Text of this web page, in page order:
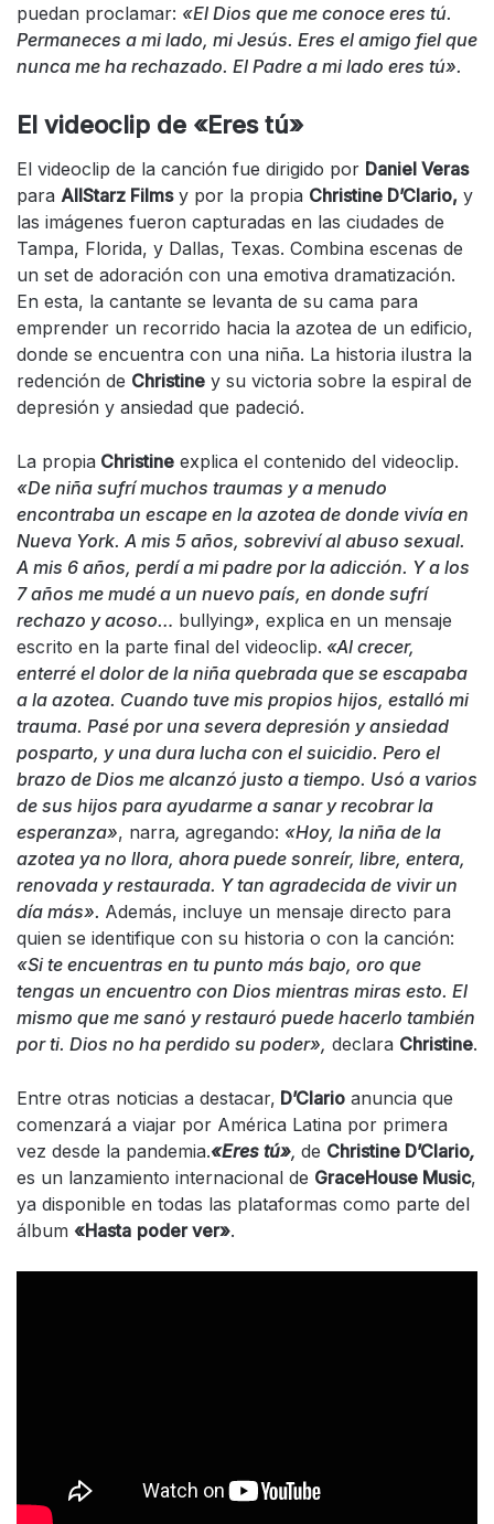
puedan proclamar: «El Dios que me conoce eres tú.
Permaneces a mi lado, mi Jesús. Eres el amigo fiel que
nunca me ha rechazado. El Padre a mi lado eres tú».
El videoclip de «Eres tú»
El videoclip de la canción fue dirigido por Daniel Veras
para AllStarz Filmsy por la propia Christine D’Clario, y
las imágenes fueron capturadas en las ciudades de
Tampa, Florida, y Dallas, Texas. Combina escenas de
un set de adoración con una emotiva dramatización.
En esta, la cantante se levanta de su cama para
emprender un recorrido hacia la azotea de un edificio,
donde se encuentra con una niña. La historia ilustra la
redención de Christine y su victoria sobre la espiral de
depresión y ansiedad que padeció.
La propia Christine explica el contenido del videoclip.
«De niña sufrí muchos traumas y a menudo
encontraba un escape en la azotea de donde vivía en
Nueva York. A mis 5 años, sobreviví al abuso sexual.
A mis 6 años, perdí a mi padre por la adicción. Y a los
7 años me mudé a un nuevo país, en donde sufrí
rechazo y acoso… bullying», explica en un mensaje
escrito en la parte final del videoclip. «Al crecer,
enterré el dolor de la niña quebrada que se escapaba
a la azotea. Cuando tuve mis propios hijos, estalló mi
trauma. Pasé por una severa depresión y ansiedad
posparto, y una dura lucha con el suicidio. Pero el
brazo de Dios me alcanzó justo a tiempo. Usó a varios
de sus hijos para ayudarme a sanar y recobrar la
esperanza», narra, agregando: «Hoy, la niña de la
azotea ya no llora, ahora puede sonreír, libre, entera,
renovada y restaurada. Y tan agradecida de vivir un
día más». Además, incluye un mensaje directo para
quien se identifique con su historia o con la canción:
«Si te encuentras en tu punto más bajo, oro que
tengas un encuentro con Dios mientras miras esto. El
mismo que me sanó y restauró puede hacerlo también
por ti. Dios no ha perdido su poder», declara Christine.
Entre otras noticias a destacar, D’Clario anuncia que
comenzará a viajar por América Latina por primera
vez desde la pandemia.«Eres tú», de Christine D’Clario,
es un lanzamiento internacional de GraceHouse Music,
ya disponible en todas las plataformas como parte del
álbum «Hasta poder ver».